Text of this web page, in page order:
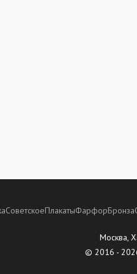
СоветскоеПлакатыФарфорБронза
Москва,
© 2016 -